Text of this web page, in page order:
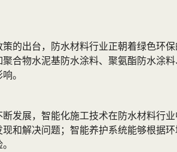
的出台，防水材料行业正朝着绿色环
合物水泥基防水涂料、聚氨酯防水涂
。
发展，智能化施工技术在防水材料行
和解决问题；智能养护系统能够根据